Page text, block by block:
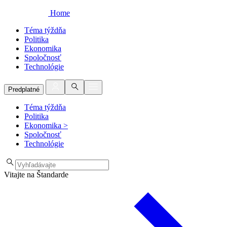
Home
Téma týždňa
Politika
Ekonomika
Spoločnosť
Technológie
Predplatné
Téma týždňa
Politika
Ekonomika >
Spoločnosť
Technológie
Vitajte na Štandarde